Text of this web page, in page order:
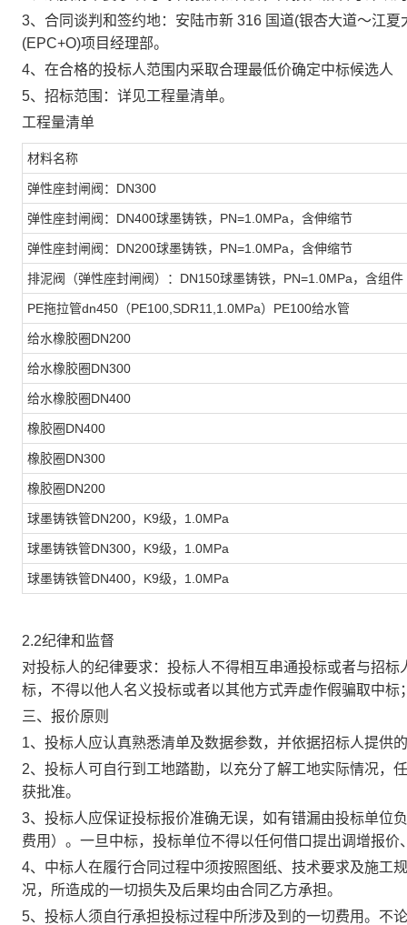
3、 合同谈判和签约地： 安陆市新 316 国道(银杏大道～江
(EPC+O)项目经理部。
4、 在合格的投标人范围内采取合理最低价确定中标候选人
5、招标范围：详见工程量清单。
工程量清单
材料名称
弹性座封闸阀： DN300
弹性座封闸阀： DN400球墨铸铁，PN=1.0MPa，含伸缩节
弹性座封闸阀： DN200球墨铸铁，PN=1.0MPa，含伸缩节
排泥阀（弹性座封闸阀）： DN150球墨铸铁，PN=1.0MPa，含组件
PE拖拉管dn450（PE100,SDR11,1.0MPa）PE100给水管
给水橡胶圈DN200
给水橡胶圈DN300
给水橡胶圈DN400
橡胶圈DN400
橡胶圈DN300
橡胶圈DN200
球墨铸铁管DN200，K9级，1.0MPa
球墨铸铁管DN300，K9级，1.0MPa
球墨铸铁管DN400，K9级，1.0MPa
2.2纪律和监督
对投标人的纪律要求 ：投标人不得相互串通投标或者与招
标，不得以他人名义投标或者以其他方式弄虚作假骗取中
三、报价原则
1、投标人应认真熟悉清单及数据参数，并依据招标人提供
2、投标人可自行到工地踏勘，以充分了解工地实际情况，
获批准。
3、投标人应保证投标报价准确无误，如有错漏由投标单位
费用）。一旦中标，投标单位不得以任何借口提出调增报价
4、中标人在履行合同过程中须按照图纸、技术要求及施工
况，所造成的一切损失及后果均由合同乙方承担。
5、投标人须自行承担投标过程中所涉及到的一切费用。不